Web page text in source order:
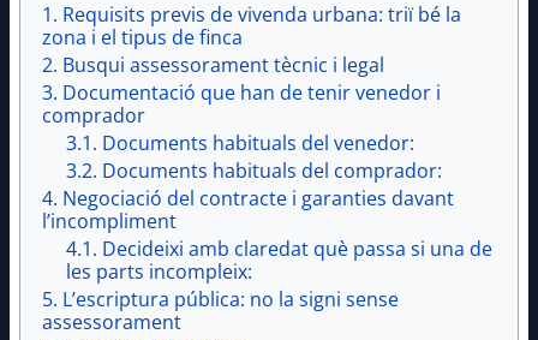
Requisits previs de vivenda urbana: triï bé la
zona i el tipus de finca
Busqui assessorament tècnic i legal
Documentació que han de tenir venedor i
comprador
Documents habituals del venedor:
Documents habituals del comprador:
Negociació del contracte i garanties davant
l’incompliment
Decideixi amb claredat què passa si una de
les parts incompleix:
L’escriptura pública: no la signi sense
assessorament